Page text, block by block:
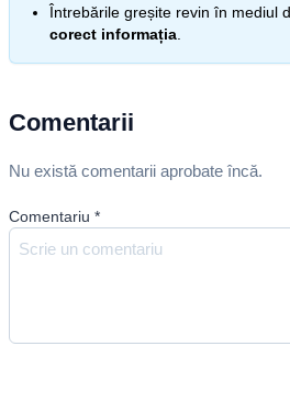
Întrebările greșite revin în mediul
corect informația
Comentarii
Nu există comentarii aprobate încă.
Comentariu *